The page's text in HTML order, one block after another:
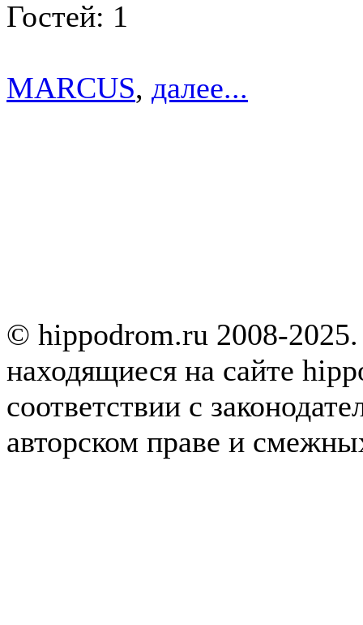
Гостей: 1
MARCUS, далее...
© hippodrom.ru 2008-
находящиеся на сайте
соответствии с
авторском праве и